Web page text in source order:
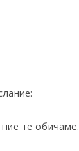
те обичаме.